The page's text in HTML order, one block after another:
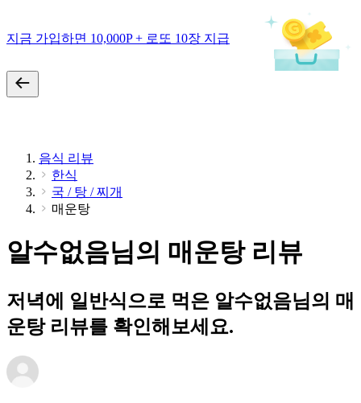
지금 가입하면 10,000P + 로또 10장 지급
음식 리뷰
한식
국 / 탕 / 찌개
매운탕
알수없음님의 매운탕 리뷰
저녁에 일반식으로 먹은 알수없음님의 매
운탕 리뷰를 확인해보세요.